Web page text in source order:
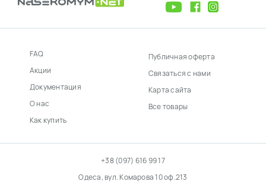
FAQ
Акции
Документация
О нас
Как купить
Публичная оферта
Связаться с нами
Карта сайта
Все товары
+38 (097) 616 99 17
Одеса, вул. Комарова 10 оф.213